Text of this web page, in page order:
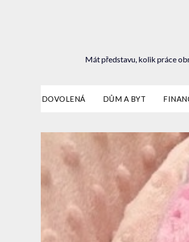
Mát představu, kolik práce
DOVOLENÁ DŮM A BYT